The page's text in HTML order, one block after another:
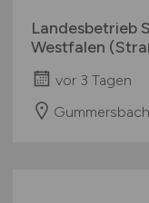
Landesbetrieb
Westfalen
vor 3 Tagen
Gummersbach